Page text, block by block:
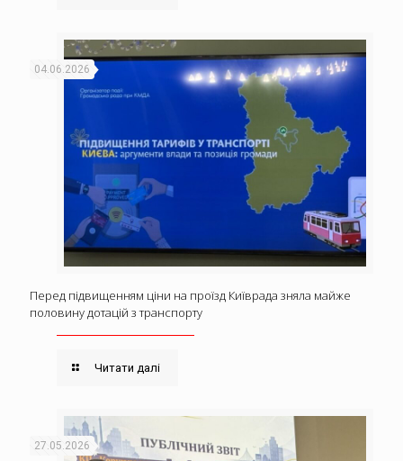
04.06.2026
Перед підвищенням ціни на проїзд Київрада зняла майже
половину дотацій з транспорту
Читати далі
27.05.2026